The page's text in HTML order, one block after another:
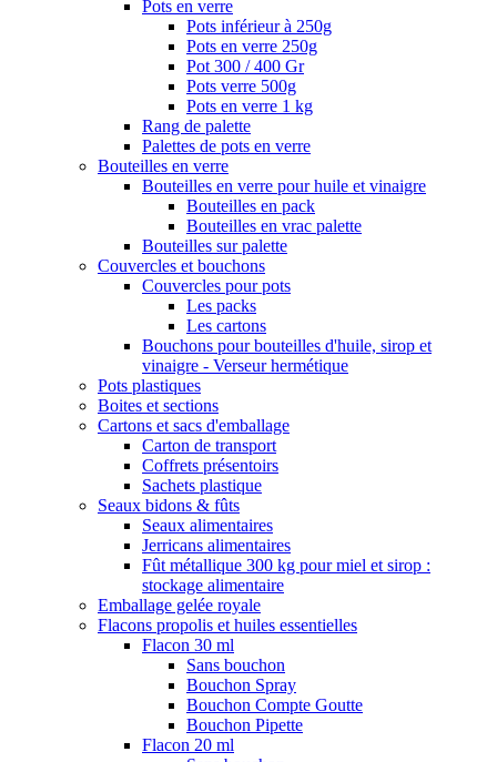
Pots en verre
Pots inférieur à 250g
Pots en verre 250g
Pot 300 / 400 Gr
Pots verre 500g
Pots en verre 1 kg
Rang de palette
Palettes de pots en verre
Bouteilles en verre
Bouteilles en verre pour huile et vinaigre
Bouteilles en pack
Bouteilles en vrac palette
Bouteilles sur palette
Couvercles et bouchons
Couvercles pour pots
Les packs
Les cartons
Bouchons pour bouteilles d'huile, sirop et
vinaigre - Verseur hermétique
Pots plastiques
Boites et sections
Cartons et sacs d'emballage
Carton de transport
Coffrets présentoirs
Sachets plastique
Seaux bidons & fûts
Seaux alimentaires
Jerricans alimentaires
Fût métallique 300 kg pour miel et sirop :
stockage alimentaire
Emballage gelée royale
Flacons propolis et huiles essentielles
Flacon 30 ml
Sans bouchon
Bouchon Spray
Bouchon Compte Goutte
Bouchon Pipette
Flacon 20 ml